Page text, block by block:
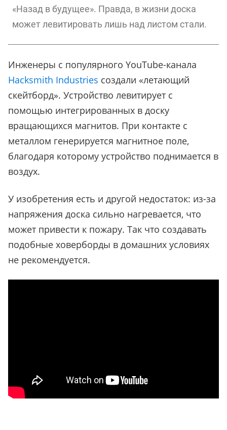
«Назад в будущее». Правда, в жизни доска
может левитировать лишь над листом стали.
Инженеры с популярного YouTube-канала
Hacksmith Industries создали «летающий
скейтборд». Устройство левитирует с
помощью интегрированных в доску
вращающихся магнитов. При контакте с
металлом генерируется магнитное поле,
благодаря которому устройство поднимается в
воздух.
У изобретения есть и другой недостаток: из-за
напряжения доска сильно нагревается, что
может привести к пожару. Так что создавать
подобные ховерборды в домашних условиях
не рекомендуется.